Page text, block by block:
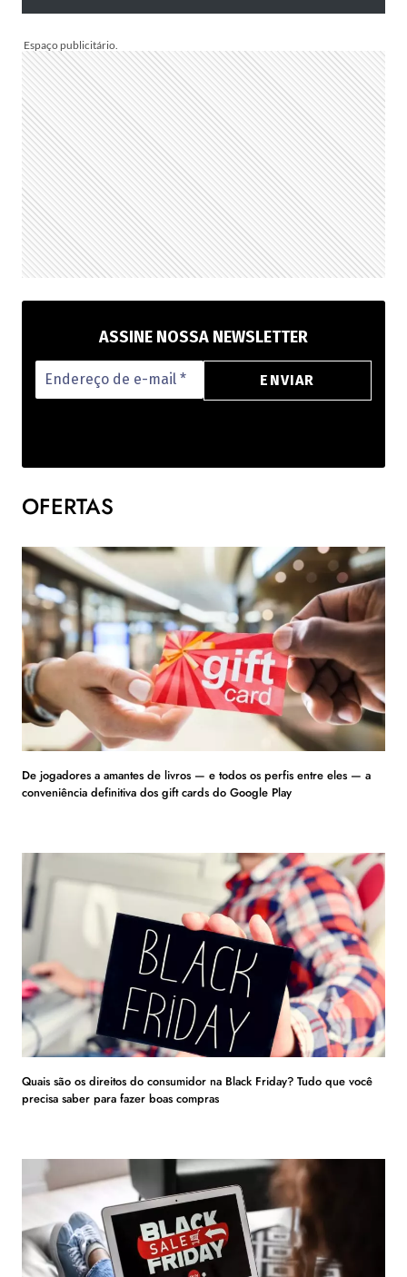
AO
NA
PRÓXIMA
TEMPORADA
ASSINE NOSSA NEWSLETTER
OFERTAS
De jogadores a amantes de livros — e todos os perfis entre eles — a
conveniência definitiva dos gift cards do Google Play
Quais são os direitos do consumidor na Black Friday? Tudo que você
precisa saber para fazer boas compras